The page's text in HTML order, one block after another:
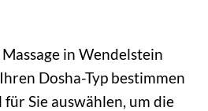
in Wendelstein
Dosha-Typ bestimmen
für Sie auswählen, um die